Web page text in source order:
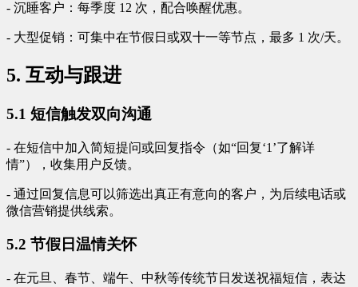
- 沉睡客户：每季度 12 次，配合唤醒优惠。
- 大型促销：可集中在节假日或双十一等节点，最多 1 次/天。
5. 互动与跟进
5.1 短信触发双向沟通
- 在短信中加入简短提问或回复指令（如“回复‘1’了解详
情”），收集用户反馈。
- 通过回复信息可以筛选出真正有意向的客户，为后续电话或
微信营销提供线索。
5.2 节假日温情关怀
- 在元旦、春节、端午、中秋等传统节日发送祝福短信，表达